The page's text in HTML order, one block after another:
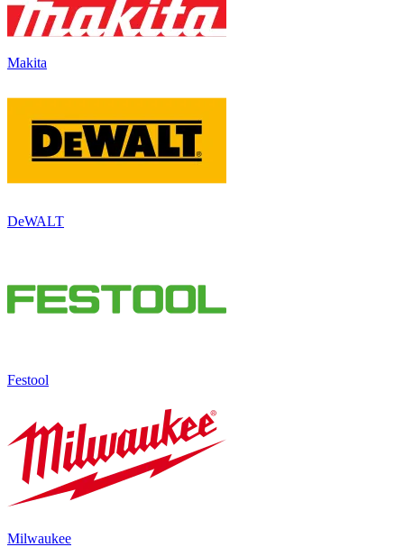
Makita
DeWALT
Festool
Milwaukee